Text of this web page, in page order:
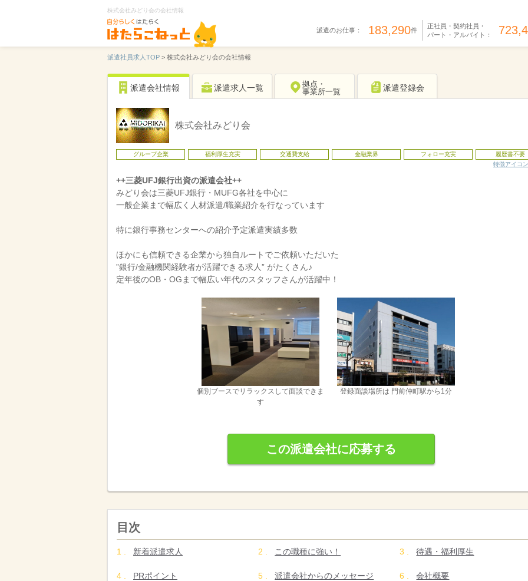
株式会社みどり会の会社情報
派遣のお仕事： 183,290件
正社員・契約社員・
パート・アルバイト：
派遣社員求人TOP > 株式会社みどり会の会社情報
派遣会社情報 派遣求人一覧
拠点・
事業所一覧
派遣登録会
株式会社みどり会
グループ企業 福利厚生充実 交通費支給 金融業界 フォロー充実
履歴書不要
特徴アイコ
++三菱UFJ銀行出資の派遣会社++
みどり会は三菱UFJ銀行・MUFG各社を中心に
一般企業まで幅広く人材派遣/職業紹介を行なっています
特に銀行事務センターへの紹介予定派遣実績多数
ほかにも信頼できる企業から独自ルートでご依頼いただいた
”銀行/金融機関経験者が活躍できる求人” がたくさん♪
定年後のOB・OGまで幅広い年代のスタッフさんが活躍中！
個別ブースでリラックスして面談できま
す
登録面談場所は 門前仲町駅から1分
この派遣会社に応募する
目次
新着派遣求人 この職種に強い！ 待遇・福利厚生
PRポイント 派遣会社からのメッセージ 会社概要